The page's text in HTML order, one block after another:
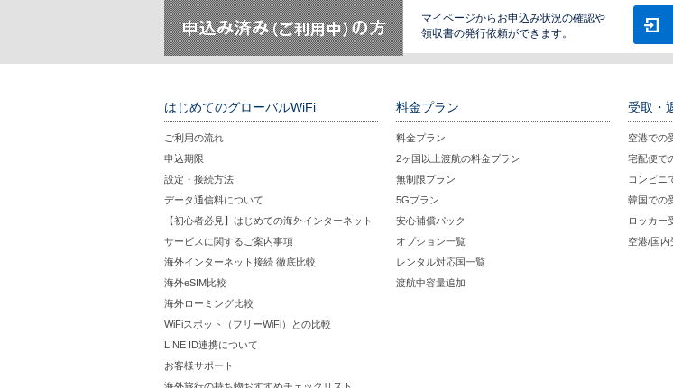
マイページからお申込み状況の確認や
領収書の発行依頼ができます。
はじめてのグローバルWiFi
ご利用の流れ
申込期限
設定・接続方法
データ通信料について
【初心者必見】はじめての海外インターネット
サービスに関するご案内事項
海外インターネット接続 徹底比較
海外eSIM比較
海外ローミング比較
WiFiスポット（フリーWiFi）との比較
LINE ID連携について
お客様サポート
料金プラン
料金プラン
2ヶ国以上渡航の料金プラン
無制限プラン
5Gプラン
安心補償パック
オプション一覧
レンタル対応国一覧
渡航中容量追加
受取・
空港での
宅配便で
コンビニ
韓国での
ロッカー
空港/国